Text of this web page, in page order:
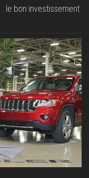
le bon investissement